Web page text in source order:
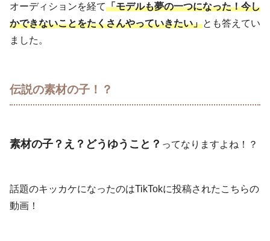
オーディションを経て「モデルも夢の一つになった！今し
かできないことをたくさんやっていきたい」とも答えてい
ました。
伝説の素材の子！？
素材の子？え？どうゆうこと？ ってなりますよね！？
話題のキッカケになったのはTikTokに投稿されたこちらの
動画！